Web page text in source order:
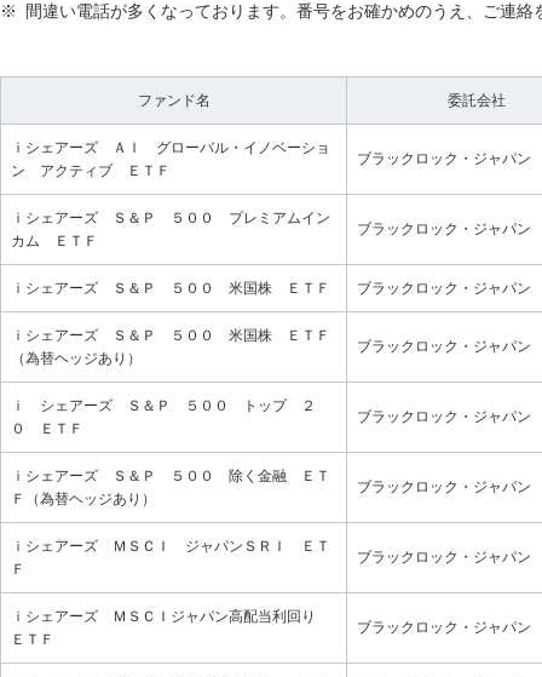
※ 間違い電話が多くなっております。番号をお確かめのうえ、ご連絡
ファンド名 委託会社
ｉシェアーズ ＡＩ グローバル・イノベーショ
ン アクティブ ＥＴＦ
ブラックロック・ジャパン
ｉシェアーズ Ｓ＆Ｐ ５００ プレミアムイン
カム ＥＴＦ
ブラックロック・ジャパン
ｉシェアーズ Ｓ＆Ｐ ５００ 米国株 ＥＴＦ ブラックロック・ジャパン
ｉシェアーズ Ｓ＆Ｐ ５００ 米国株 ＥＴＦ
（為替ヘッジあり）
ブラックロック・ジャパン
ｉ シェアーズ Ｓ＆Ｐ ５００ トップ ２
０ ＥＴＦ
ブラックロック・ジャパン
ｉシェアーズ Ｓ＆Ｐ ５００ 除く金融 ＥＴ
Ｆ（為替ヘッジあり）
ブラックロック・ジャパン
ｉシェアーズ ＭＳＣＩ ジャパンＳＲＩ ＥＴ
Ｆ
ブラックロック・ジャパン
ｉシェアーズ ＭＳＣＩジャパン高配当利回り
ＥＴＦ
ブラックロック・ジャパン